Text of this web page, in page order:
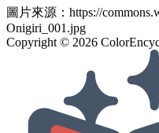
圖片來源： https://
Onigiri_001.jpg
Copyright © 2026